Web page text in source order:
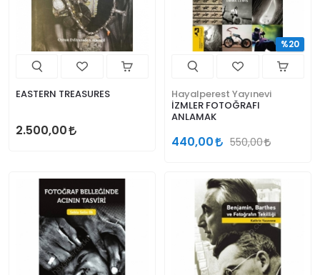
EASTERN TREASURES
2.500,00
Hayalperest Yayınevi
İZMLER FOTOĞRAFI
ANLAMAK
440,00 550,00
%20